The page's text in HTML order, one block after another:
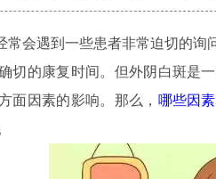
会遇到一些患者非常迫切的询
切的康复时间。但外阴白斑是
面因素的影响。那么， 哪些因